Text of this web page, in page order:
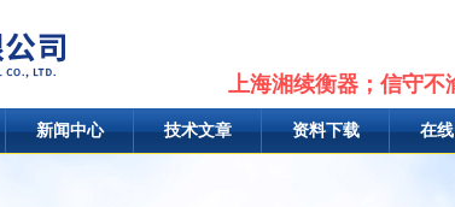
上海湘续衡器；信守不
新闻中心 技术文章 资料下载 在